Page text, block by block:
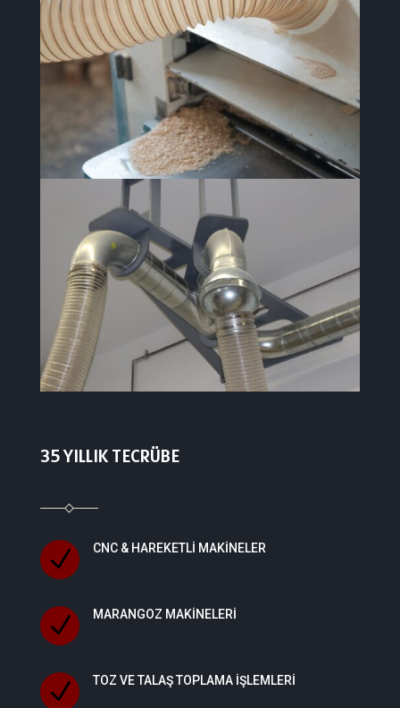
35 YILLIK TECRÜBE
N CNC & HAREKETLI MAKINELER
N MARANGOZ MAKINELERI
N TOZ VE TALAŞ TOPLAMA IŞLEMLERI